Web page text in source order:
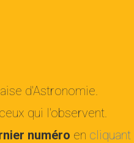
d'Astronomie.
qui l'observent.
numéro en cliquant